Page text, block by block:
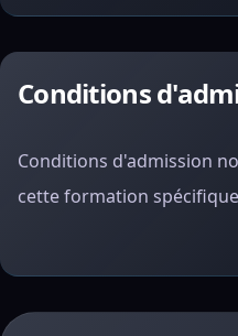
Conditions
Conditions d'admission
cette formation